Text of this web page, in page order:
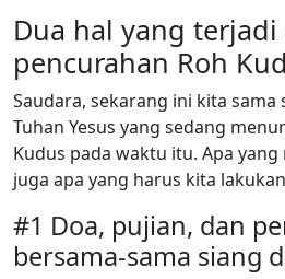
Dua hal yang
pencurahan Roh
Saudara, sekarang ini kita
Tuhan Yesus yang sedang
Kudus pada waktu itu. Apa
juga apa yang harus kita
#1 Doa, pujian, dan
bersama-sama siang